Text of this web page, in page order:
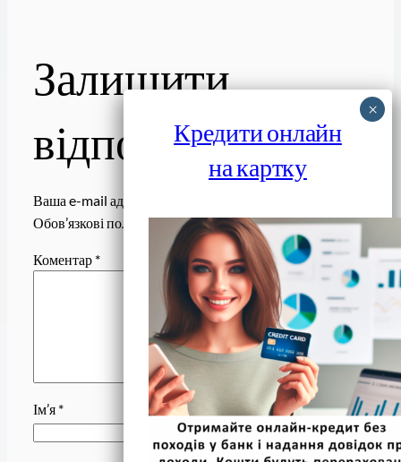
Залишити
відповідь
Ваша e-mail адреса не оприлюднюватиметься.
Обов’язкові поля позначені*
Коментар *
Ім’я *
Кредити онлайн
на картку